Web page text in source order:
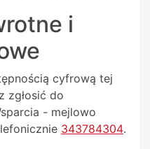
i
cyfrową tej
zgłosić do
- mejlowo
343784304.